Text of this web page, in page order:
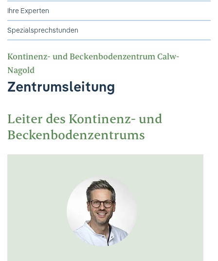
Jobs & Karriere
Der Klinikverbund Südwest
Standorte & Kontakt Aktuelles
Ihre Experten
Spezialsprechstunden
Kontinenz- und Beckenbodenzentrum Calw-
Nagold
Zentrumsleitung
Leiter des Kontinenz- und
Beckenbodenzentrums